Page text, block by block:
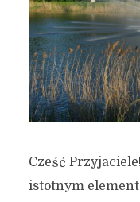
Cześć
istotnym